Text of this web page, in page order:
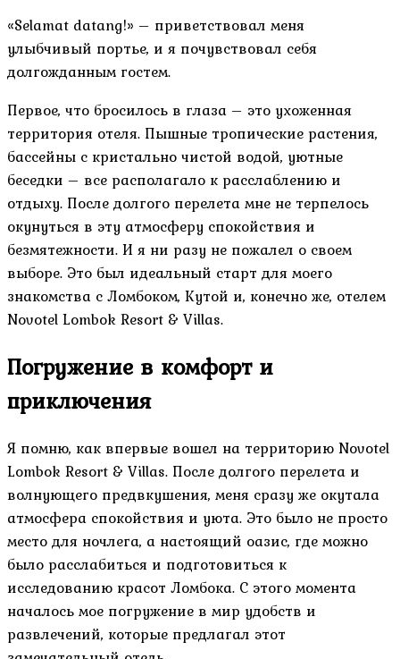
«Selamat datang!» – приветствовал меня
улыбчивый портье, и я почувствовал себя
долгожданным гостем.
Первое, что бросилось в глаза – это ухоженная
территория отеля. Пышные тропические растения,
бассейны с кристально чистой водой, уютные
беседки – все располагало к расслаблению и
отдыху. После долгого перелета мне не терпелось
окунуться в эту атмосферу спокойствия и
безмятежности. И я ни разу не пожалел о своем
выборе. Это был идеальный старт для моего
знакомства с Ломбоком, Кутой и, конечно же, отелем
Novotel Lombok Resort & Villas.
Погружение в комфорт и
приключения
Я помню, как впервые вошел на территорию Novotel
Lombok Resort & Villas. После долгого перелета и
волнующего предвкушения, меня сразу же окутала
атмосфера спокойствия и уюта. Это было не просто
место для ночлега, а настоящий оазис, где можно
было расслабиться и подготовиться к
исследованию красот Ломбока. С этого момента
началось мое погружение в мир удобств и
развлечений, которые предлагал этот